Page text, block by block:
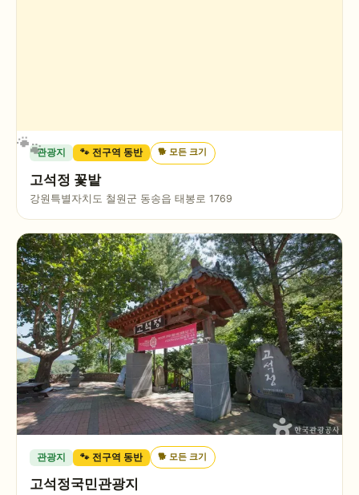
관광지 🐾 전구역 동반 🐕모든 크기
고석정 꽃밭
강원특별자치도 철원군 동송읍 태봉로 1769
관광지 🐾 전구역 동반 🐕 모든 크기
고석정국민관광지